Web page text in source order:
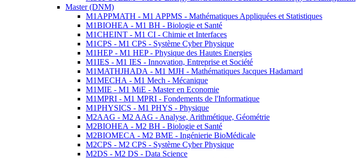
Master (DNM)
M1APPMATH - M1 APPMS - Mathématiques Appliquées et Statistiques
M1BIOHEA - M1 BH - Biologie et Santé
M1CHEINT - M1 CI - Chimie et Interfaces
M1CPS - M1 CPS - Système Cyber Physique
M1HEP - M1 HEP - Physique des Hautes Energies
M1IES - M1 IES - Innovation, Entreprise et Société
M1MATHJHADA - M1 MJH - Mathématiques Jacques Hadamard
M1MECHA - M1 Mech - Mécanique
M1MIE - M1 MiE - Master en Economie
M1MPRI - M1 MPRI - Fondements de l'Informatique
M1PHYSICS - M1 PHYS - Physique
M2AAG - M2 AAG - Analyse, Arithmétique, Géométrie
M2BIOHEA - M2 BH - Biologie et Santé
M2BIOMECA - M2 BME - Ingénierie BioMédicale
M2CPS - M2 CPS - Système Cyber Physique
M2DS - M2 DS - Data Science